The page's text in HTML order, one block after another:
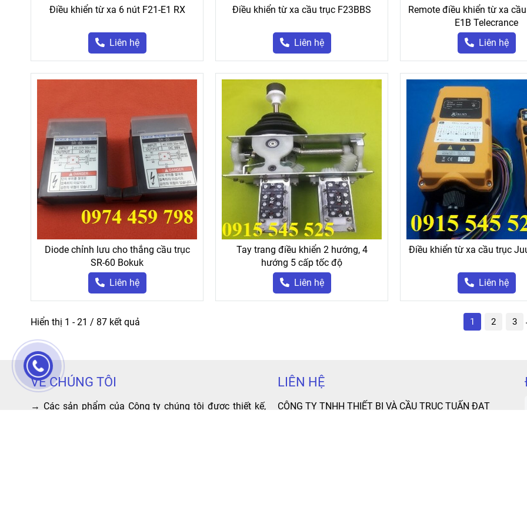
Điều khiển từ xa 6 nút F21-E1 RX
Liên hệ
Điều khiển từ xa cầu trục F23BBS
Liên hệ
Remote điều khiển từ xa
E1B Telecrance
Liên hệ
Diode chỉnh lưu cho thắng cầu trục
SR-60 Bokuk
Liên hệ
Tay trang điều khiển 2 hướng, 4
hướng 5 cấp tốc độ
Liên hệ
Điều khiển từ xa cầu trục
Liên hệ
Hiển thị 1 - 21 / 87 kết quả 1 2 3
VỀ CHÚNG TÔI
→ Các sản phẩm của Công ty chúng tôi được thiết kế,
LIÊN HỆ
CÔNG TY TNHH THIẾT BỊ VÀ CẦU TRỤC TUẤN ĐẠT